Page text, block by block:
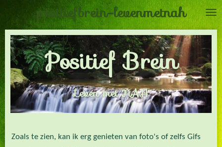
direct
naar
de
hoofdinhoud
positiefbrein-levenmetnah
Positief Brein
Leven met NAH
Zoals te zien, kan ik erg genieten van foto's of zelfs Gifs